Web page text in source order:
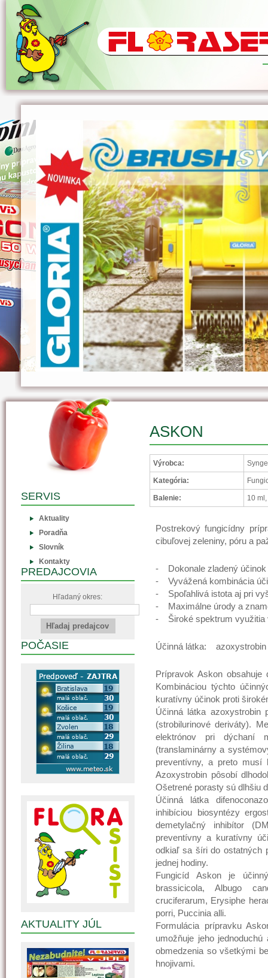
ASKON
Výrobca:
Kategória:
Balenie: 10
Postrekový fungicídny
cibuľovej zeleniny, póru a
- Dokonale zladený účinok
- Vyvážená kombinácia
- Spoľahlivá istota aj pri
- Maximálne úrody a
- Široké spektrum využitia
Účinná látka: azoxystrobin
Prípravok Askon obsahuje
Kombináciou týchto
kuratívny účinok proti
Účinná látka azoxystrobin
(strobilurinové deriváty).
elektrónov pri dýchaní
(translaminárny a
preventívny, a preto musí
Azoxystrobin pôsobí
Ošetrené porasty sú dlhšiu
Účinná látka
inhibíciou biosyntézy
demetylačný inhibítor
preventívny a kuratívny
odkiaľ sa šíri do ostatných
jednej hodiny.
Fungicíd Askon je
brassicicola, Albugo
cruciferarum, Erysiphe
porri, Puccinia alli.
Formulácia prípravku
umožňuje jeho
obmedzenia so všetkými
hnojivami.
SERVIS
Aktuality
Poradňa
Slovník
Kontakty
PREDAJCOVIA
Hľadaný okres:
POČASIE
AKTUALITY JÚL